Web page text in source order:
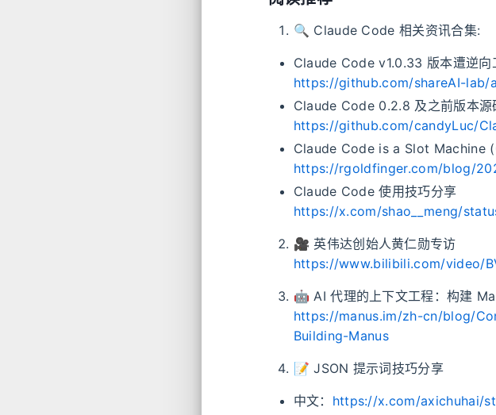
🔍 Claude Code 相关资讯合集:
Claude Code v1.0.33 版本遭逆向
https://github.com/shareAI-lab/
Claude Code 0.2.8 及之前版本源
https://github.com/candyLuc/
Claude Code is a Slot Machine
https://rgoldfinger.com/blog/
Claude Code 使用技巧分享
https://x.com/shao__meng/
🎥 英伟达创始人黄仁勋专访
https://www.bilibili.com/video/
🤖 AI 代理的上下文工程：构建
https://manus.im/zh-cn/blog/
Building-Manus
📝 JSON 提示词技巧分享
中文： https://x.com/axichuhai/